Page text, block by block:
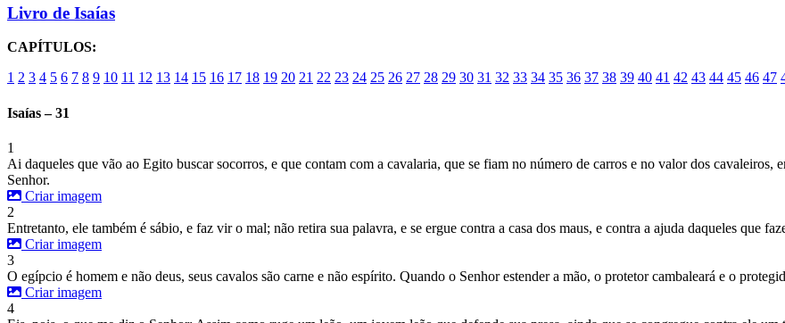
Livro de Isaías
CAPÍTULOS:
1 2 3 4 5 6 7 8 9 10 11 12 13 14 15 16 17 18 19 20 21 22 23 24 25 26 27 28 29 30 31 32 33 34 35 36 37 38 39 40 41 42 43 44 45 46 47
Isaías – 31
1
Ai daqueles que vão ao Egito buscar socorros, e que contam com a cavalaria, que se fiam no número de carros e no valor dos cavaleiros,
Senhor.
Criar imagem
2
Entretanto, ele também é sábio, e faz vir o mal; não retira sua palavra, e se ergue contra a casa dos maus, e contra a ajuda daqueles que
Criar imagem
3
O egípcio é homem e não deus, seus cavalos são carne e não espírito. Quando o Senhor estender a mão, o protetor cambaleará e o
Criar imagem
4